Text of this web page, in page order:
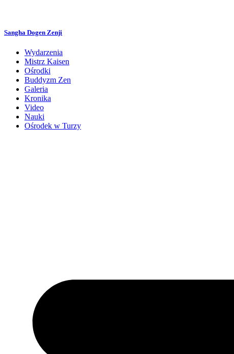
treści
Sangha Dogen Zenji
Wydarzenia
Mistrz Kaisen
Ośrodki
Buddyzm Zen
Galeria
Kronika
Video
Nauki
Ośrodek w Turzy